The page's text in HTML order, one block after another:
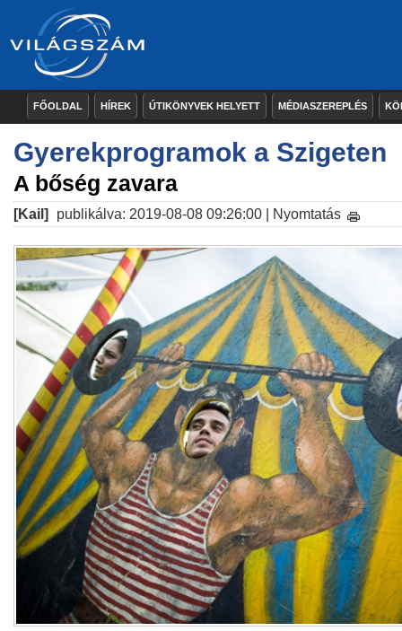
FŐOLDAL HÍREK ÚTIKÖNYVEK HELYETT MÉDIASZEREPLÉS
Gyerekprogramok a Szigeten
A bőség zavara
[Kail] publikálva: 2019-08-08 09:26:00 | Nyomtatás